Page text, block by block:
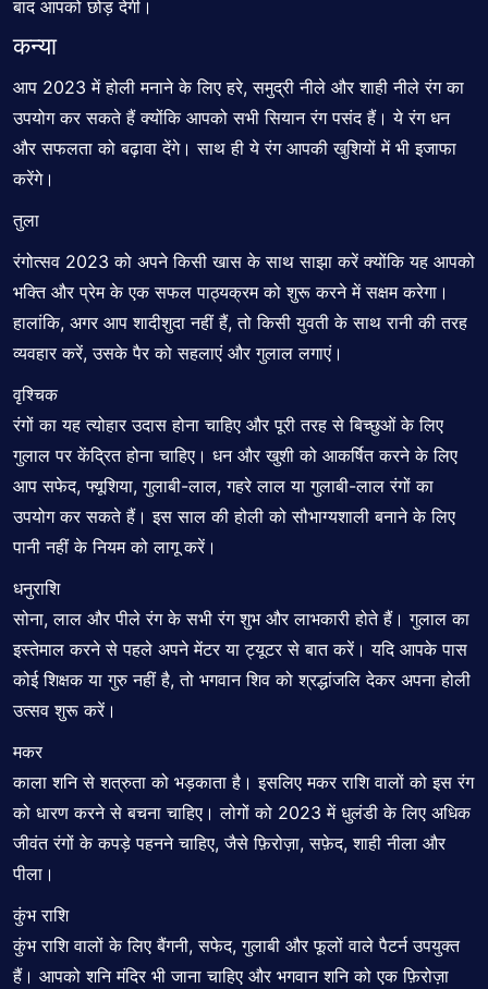
बाद आपको छोड़ देगी।
कन्या
आप 2023 में होली मनाने के लिए हरे, समुद्री नीले और शाही नीले रंग का
उपयोग कर सकते हैं क्योंकि आपको सभी सियान रंग पसंद हैं। ये रंग धन
और सफलता को बढ़ावा देंगे। साथ ही ये रंग आपकी खुशियों में भी इजाफा
करेंगे।
तुला
रंगोत्सव 2023 को अपने किसी खास के साथ साझा करें क्योंकि यह आपको
भक्ति और प्रेम के एक सफल पाठ्यक्रम को शुरू करने में सक्षम करेगा।
हालांकि, अगर आप शादीशुदा नहीं हैं, तो किसी युवती के साथ रानी की तरह
व्यवहार करें, उसके पैर को सहलाएं और गुलाल लगाएं।
वृश्चिक
रंगों का यह त्योहार उदास होना चाहिए और पूरी तरह से बिच्छुओं के लिए
गुलाल पर केंद्रित होना चाहिए। धन और खुशी को आकर्षित करने के लिए
आप सफेद, फ्यूशिया, गुलाबी-लाल, गहरे लाल या गुलाबी-लाल रंगों का
उपयोग कर सकते हैं। इस साल की होली को सौभाग्यशाली बनाने के लिए
पानी नहीं के नियम को लागू करें।
धनुराशि
सोना, लाल और पीले रंग के सभी रंग शुभ और लाभकारी होते हैं। गुलाल का
इस्तेमाल करने से पहले अपने मेंटर या ट्यूटर से बात करें। यदि आपके पास
कोई शिक्षक या गुरु नहीं है, तो भगवान शिव को श्रद्धांजलि देकर अपना होली
उत्सव शुरू करें।
मकर
काला शनि से शत्रुता को भड़काता है। इसलिए मकर राशि वालों को इस रंग
को धारण करने से बचना चाहिए। लोगों को 2023 में धुलंडी के लिए अधिक
जीवंत रंगों के कपड़े पहनने चाहिए, जैसे फ़िरोज़ा, सफ़ेद, शाही नीला और
पीला।
कुंभ राशि
कुंभ राशि वालों के लिए बैंगनी, सफेद, गुलाबी और फूलों वाले पैटर्न उपयुक्त
हैं। आपको शनि मंदिर भी जाना चाहिए और भगवान शनि को एक फ़िरोज़ा